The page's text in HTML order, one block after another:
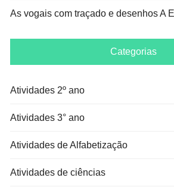
As vogais com traçado e desenhos A
Categorias
Atividades 2º ano
Atividades 3° ano
Atividades de Alfabetização
Atividades de ciências